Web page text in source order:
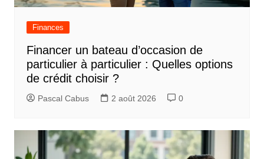
Finances
Financer un bateau d’occasion de
particulier à particulier : Quelles options
de crédit choisir ?
Pascal Cabus 2 août 2026 0